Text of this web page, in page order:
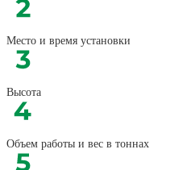
Место и время установки
Высота
Объем работы и вес в тоннах